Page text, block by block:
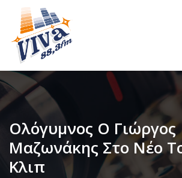
Ολόγυμνος Ο Γιώργος
Μαζωνάκης Στο Νέο
Κλιπ